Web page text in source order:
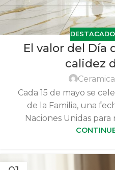
El valor del Día
calidez
Cada 15 de mayo se
de la Familia, una
Naciones Unidas